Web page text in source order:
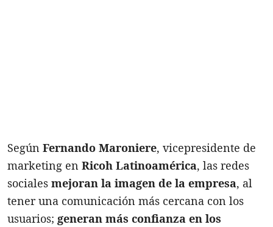
Según Fernando Maroniere, vicepresidente de
marketing en Ricoh Latinoamérica, las redes
sociales mejoran la imagen de la empresa, al
tener una comunicación más cercana con los
usuarios; generan más confianza en los